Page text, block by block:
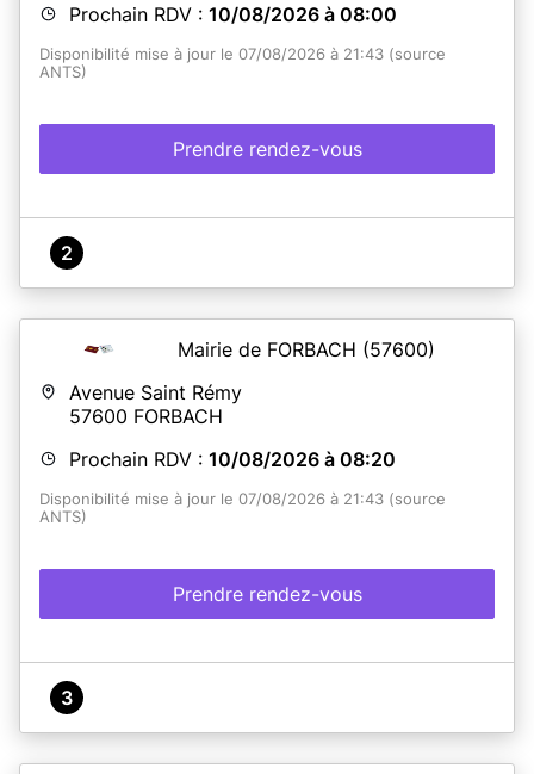
Prochain RDV : 10/08/2026 à 08:00
Disponibilité mise à jour le 07/08/2026 à 21:43 (source
ANTS)
Prendre rendez-vous
2
Mairie de FORBACH (57600)
Avenue Saint Rémy
57600 FORBACH
Prochain RDV : 10/08/2026 à 08:20
Disponibilité mise à jour le 07/08/2026 à 21:43 (source
ANTS)
Prendre rendez-vous
3